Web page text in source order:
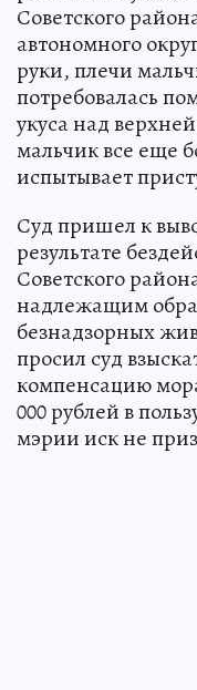
Советского
автономного
руки, плечи
потребовалась
укуса над
мальчик все еще
испытывает
Суд пришел к
результате
Советского
надлежащим
безнадзорных
просил суд
компенсацию
000 рублей в
мэрии иск не